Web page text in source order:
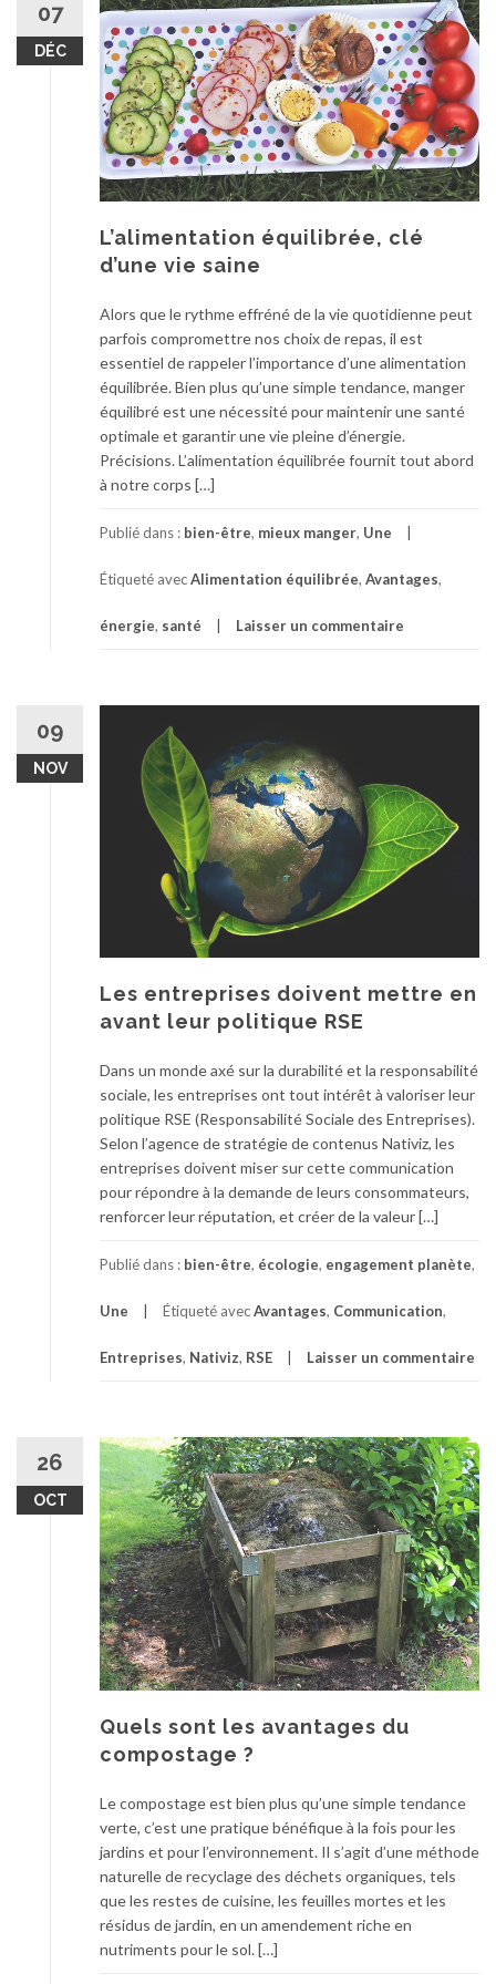
07
DÉC
L’alimentation équilibrée, clé
d’une vie saine
Alors que le rythme effréné de la vie quotidienne peut
parfois compromettre nos choix de repas, il est
essentiel de rappeler l’importance d’une alimentation
équilibrée. Bien plus qu’une simple tendance, manger
équilibré est une nécessité pour maintenir une santé
optimale et garantir une vie pleine d’énergie.
Précisions. L’alimentation équilibrée fournit tout abord
à notre corps […]
Publié dans : bien-être, mieux manger, Une
Étiqueté avecAlimentation équilibrée, Avantages,
énergie, santé Laisser un commentaire
09
NOV
Les entreprises doivent mettre en
avant leur politique RSE
Dans un monde axé sur la durabilité et la responsabilité
sociale, les entreprises ont tout intérêt à valoriser leur
politique RSE (Responsabilité Sociale des Entreprises).
Selon l’agence de stratégie de contenus Nativiz, les
entreprises doivent miser sur cette communication
pour répondre à la demande de leurs consommateurs,
renforcer leur réputation, et créer de la valeur […]
Publié dans : bien-être, écologie, engagement planète,
Une Étiqueté avecAvantages, Communication,
Entreprises, Nativiz, RSE Laisser un commentaire
26
OCT
Quels sont les avantages du
compostage ?
Le compostage est bien plus qu’une simple tendance
verte, c’est une pratique bénéfique à la fois pour les
jardins et pour l’environnement. Il s’agit d’une méthode
naturelle de recyclage des déchets organiques, tels
que les restes de cuisine, les feuilles mortes et les
résidus de jardin, en un amendement riche en
nutriments pour le sol. […]